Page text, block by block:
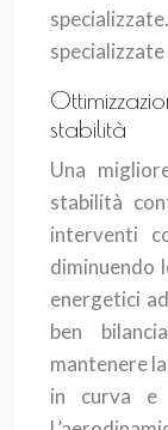
specializzate.
stabilità
Una
stabilità
interventi
diminuendo
energetici
ben
mantenere
in curva e